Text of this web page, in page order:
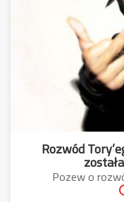
Rozwód
Pozew o